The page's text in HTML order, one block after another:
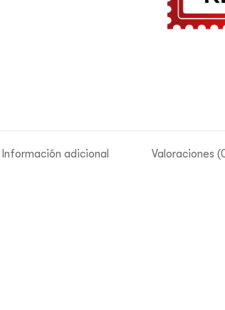
Información adicional Valoraciones